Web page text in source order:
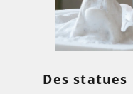
Des statues